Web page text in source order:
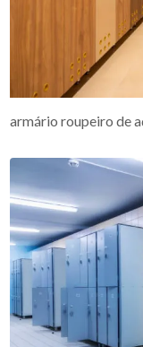
armário roupeiro de